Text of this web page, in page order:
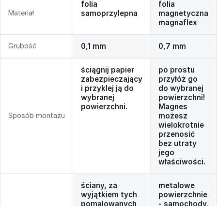
Materiał
folia
samoprzylepna
folia
magnetyczna
magnaflex
Grubość 0,1 mm 0,7 mm
Sposób montażu
ściągnij papier
zabezpieczający
i przyklej ją do
wybranej
powierzchni.
po prostu
przyłóż go
do wybranej
powierzchni!
Magnes
możesz
wielokrotnie
przenosić
bez utraty
jego
właściwości.
ściany, za
wyjątkiem tych
pomalowanych
metalowe
powierzchnie
- samochody,